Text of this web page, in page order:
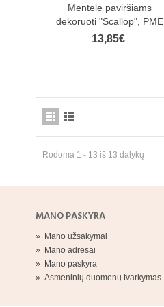
Mentelė paviršiams
dekoruoti "Scallop", PME
13,85€
Rodoma 1 - 13 iš 13 dalykų
MANO PASKYRA
»
Mano užsakymai
»
Mano adresai
»
Mano paskyra
» Asmeninių duomenų tvarkymas